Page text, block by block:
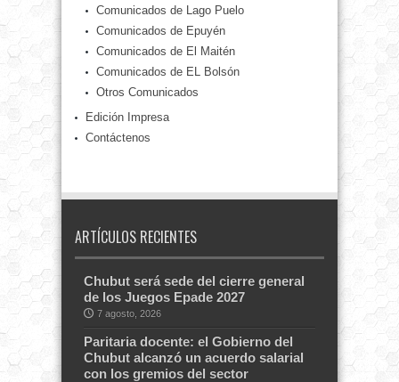
Comunicados de Lago Puelo
Comunicados de Epuyén
Comunicados de El Maitén
Comunicados de EL Bolsón
Otros Comunicados
Edición Impresa
Contáctenos
ARTÍCULOS RECIENTES
Chubut será sede del cierre general
de los Juegos Epade 2027
7 agosto, 2026
Paritaria docente: el Gobierno del
Chubut alcanzó un acuerdo salarial
con los gremios del sector